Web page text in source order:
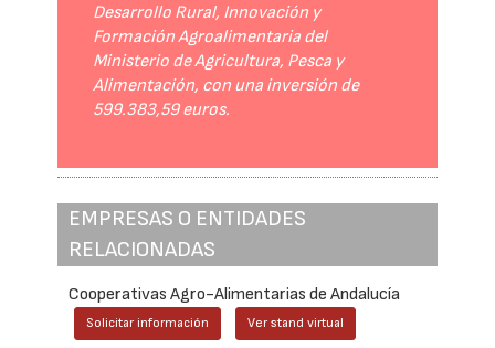
Desarrollo Rural, Innovación y
Formación Agroalimentaria del
Ministerio de Agricultura, Pesca y
Alimentación, con una inversión de
599.383,59 euros.
EMPRESAS O ENTIDADES
RELACIONADAS
Cooperativas Agro-Alimentarias de Andalucía
Solicitar información Ver stand virtual